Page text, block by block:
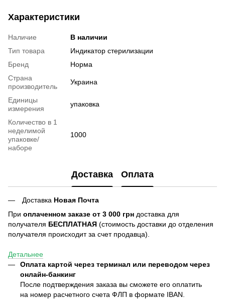
Характеристики
Наличие
В наличии
Тип товара
Индикатор стерилизации
Бренд
Норма
Страна
производитель
Украина
Единицы
измерения
упаковка
Количество в 1
неделимой
упаковке/
наборе
1000
Доставка Оплата
Доставка Новая Почта
При оплаченном заказе от 3 000 грн доставка для
получателя БЕСПЛАТНАЯ (стоимость доставки до отделения
получателя происходит за счет продавца).
Детальнее
Оплата картой через терминал или переводом через
онлайн-банкинг
После подтверждения заказа вы сможете его оплатить
на номер расчетного счета ФЛП в формате IBAN.